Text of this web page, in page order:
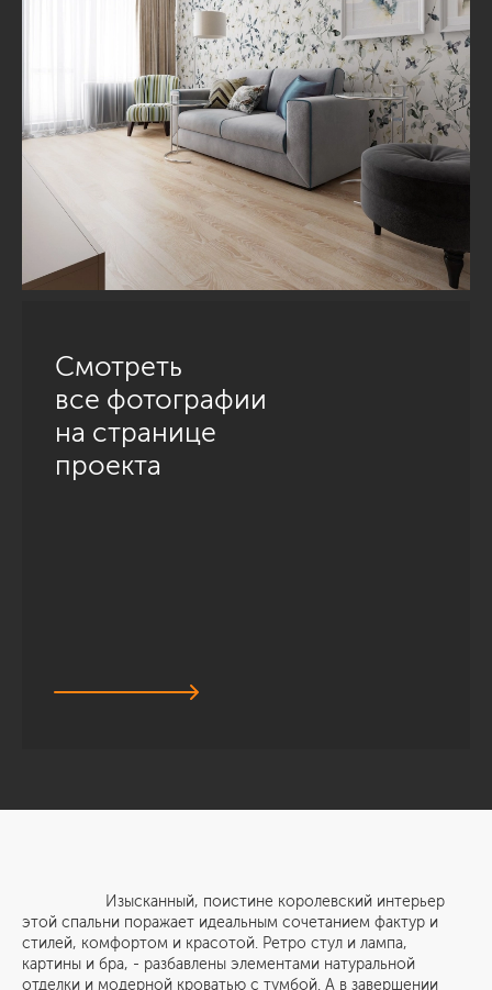
Смотреть
все фотографии
на странице
проекта
Изысканный, поистине королевский интерьер
этой спальни поражает идеальным сочетанием фактур и
стилей, комфортом и красотой. Ретро стул и лампа,
картины и бра, - разбавлены элементами натуральной
отделки и модерной кроватью с тумбой. А в завершении